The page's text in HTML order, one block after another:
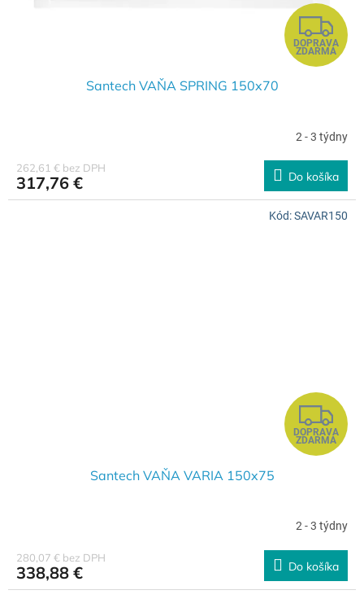
Z
A
A
R
M
O
DOPRAVA
ZDARMA
Santech VAŇA SPRING 150x70
2 - 3 týdny
262,61 € bez DPH
317,76 € Do košíka
Z
A
A
R
M
DOPRAVA
ZDARMA
Santech VAŇA VARIA 150x75
2 - 3 týdny
280,07 € bez DPH
338,88 € Do košíka
Kód:SAVAR150